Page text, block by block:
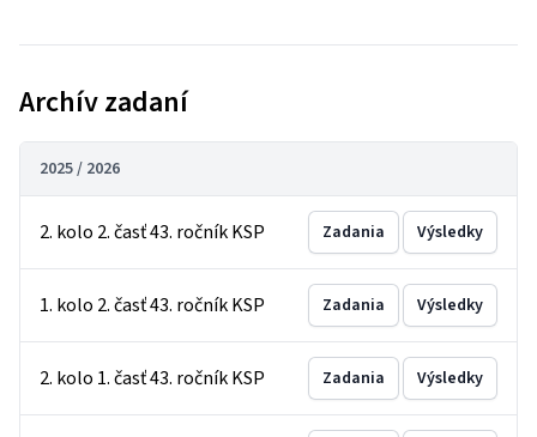
Archív zadaní
2025 / 2026
2. kolo 2. časť 43. ročník KSP Zadania Výsledky
1. kolo 2. časť 43. ročník KSP Zadania Výsledky
2. kolo 1. časť 43. ročník KSP Zadania Výsledky